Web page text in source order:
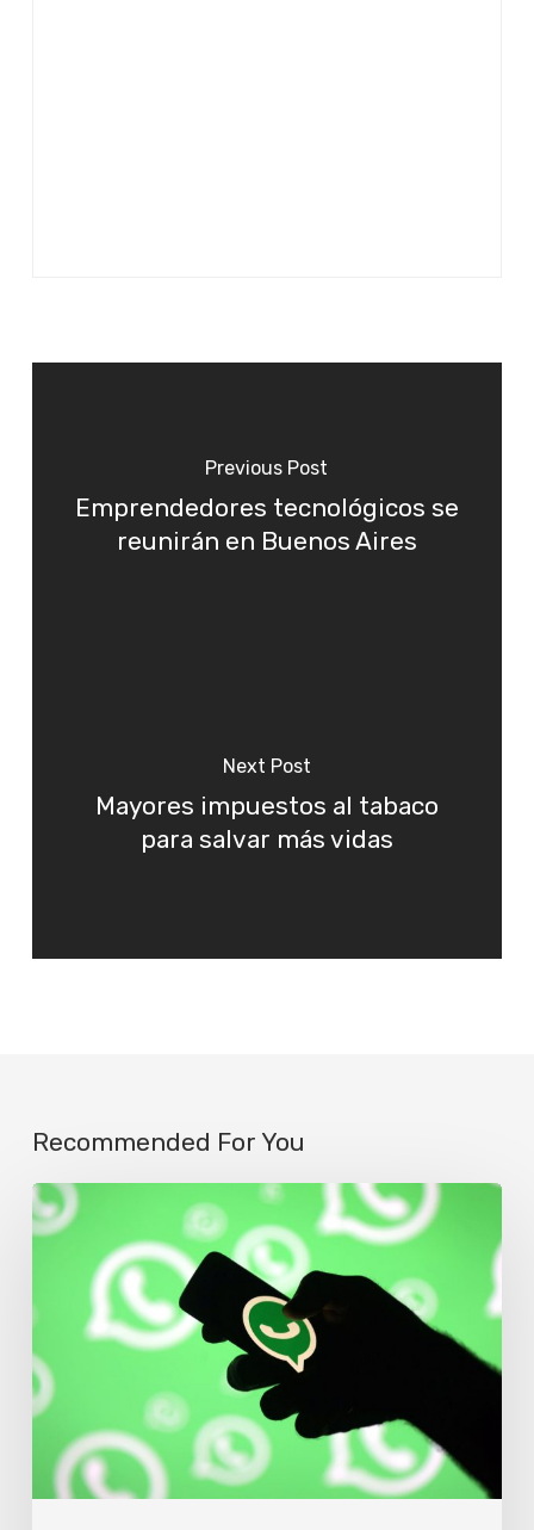
Previous Post
Emprendedores tecnológicos se
reunirán en Buenos Aires
Next Post
Mayores impuestos al tabaco
para salvar más vidas
Recommended For You
Un
llamado
un
paquete
costó
la